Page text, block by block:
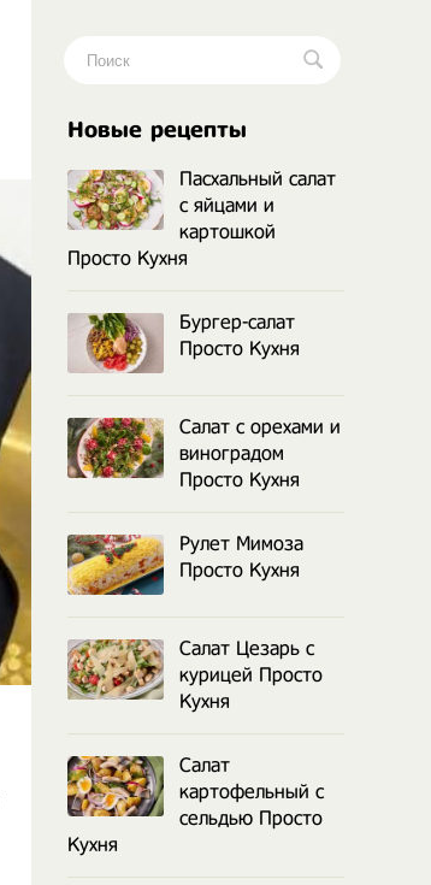
Новые рецепты
Пасхальный салат
с яйцами и
картошкой
Просто Кухня
Бургер-салат
Просто Кухня
Салат с орехами и
виноградом
Просто Кухня
Рулет Мимоза
Просто Кухня
Салат Цезарь с
курицей Просто
Кухня
Салат
картофельный с
сельдью Просто
Кухня